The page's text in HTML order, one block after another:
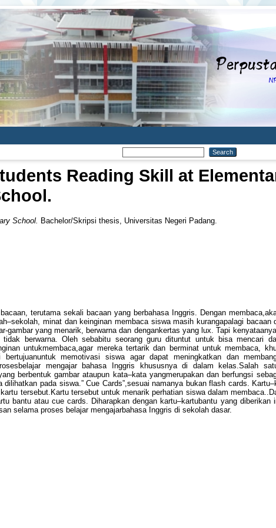
Reading Skill at
School.
Bachelor/Skripsi thesis, Universitas Negeri Padang.
terutama sekali bacaan yang berbahasa Inggris. Dengan
minat dan keinginan membaca siswa masih kurangapalagi bacaan
gambar yang menarik, berwarna dan dengankertas yang lux. Tapi
berwarna. Oleh sebabitu seorang guru dituntut untuk bisa mencari
untukmembaca,agar mereka tertarik dan berminat untuk membaca,
memotivasi siswa agar dapat meningkatkan dan
mengajar bahasa Inggris khususnya di dalam kelas.Salah
berbentuk gambar ataupun kata–kata yangmerupakan dan berfungsi
pada siswa.” Cue Cards”,sesuai namanya bukan flash cards.
tersebut.Kartu tersebut untuk menarik perhatian siswa dalam
bantu atau cue cards. Diharapkan dengan kartu–kartubantu yang diberikan
selama proses belajar mengajarbahasa Inggris di sekolah dasar.